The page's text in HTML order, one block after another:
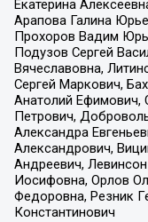
Екатерина
Арапова Галина
Прохоров Вадим
Подузов Сергей
Вячеславовна,
Сергей Маркович,
Анатолий Ефимович,
Петрович,
Александра
Александрович,
Андреевич,
Иосифовна, Орлов
Федоровна, Резник
Константинович